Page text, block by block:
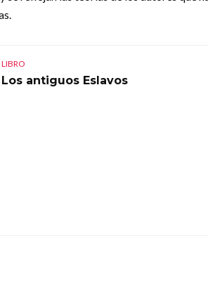
LIBRO
Los antiguos Eslavos